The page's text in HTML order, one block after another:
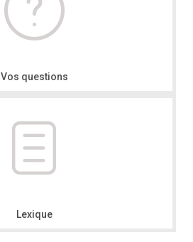
Vos questions
Lexique